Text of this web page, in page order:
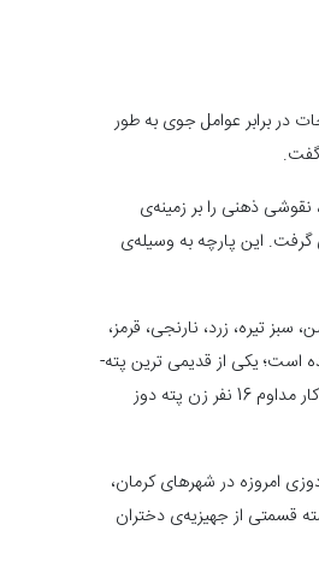
در برابر عوامل جوی به ­طور
گفت.
ذهنی را بر زمینه‌ی
این پارچه به­ وسیله‌ی
تیره، زرد، نارنجی، قرمز،
آبی تیره، سبز ماشی و لاکی است. امروزه به این مجموعه، رنگ­ های جدیدی نیز اضافه شده است. در گذشته علاوه بر نخ ­های پشمی از نخ­ های ابریشمی و گلابتون نیز استفاده می ­شده است؛ یکی از قدیمی ­ترین پته­
های به جا مانده که به تاریخ 1285 هجری قمری دوخته شده روپوش مقبره‌ی شاه نعمت­ الله ­ولی بوده است؛ این پته از نمونه­ های بی­نظیر و پر­کار پته­ دوزی است؛ و نتیجه‌ی دو سال کار مداوم 16 نفر زن پته­ دوز
امروزه در شهرهای کرمان،
قسمتی از جهیزیه‌ی دختران